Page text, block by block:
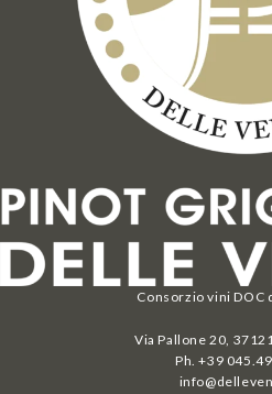
Consorzio vini DOC
Via Pallone 20,
Ph. +39